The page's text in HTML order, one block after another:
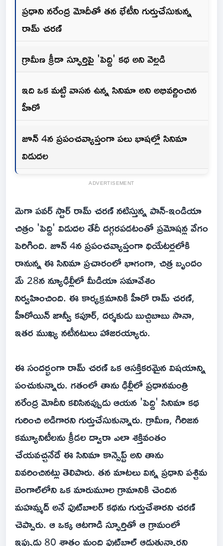
ప్రధాని నరేంద్ర మోదీతో తన భేటీని గుర్తుచేసుకున్న
రామ్ చరణ్
గ్రామీణ క్రీడా స్ఫూర్తిపై 'పెద్ది' కథ అని వెల్లడి
ఇది ఒక మట్టి వాసన ఉన్న సినిమా అని అభివర్ణించిన
హీరో
జూన్ 4న ప్రపంచవ్యాప్తంగా పలు భాషల్లో సినిమా
విడుదల
ADVERTISEMENT
మెగా పవర్ స్టార్ రామ్ చరణ్ నటిస్తున్న పాన్-ఇండియా
చిత్రం 'పెద్ది' విడుదల తేదీ దగ్గరపడటంతో ప్రమోషన్ల వేగం
పెరిగింది. జూన్ 4న ప్రపంచవ్యాప్తంగా థియేటర్లలోకి
రానున్న ఈ సినిమా ప్రచారంలో భాగంగా, చిత్ర బృందం
మే 28న న్యూఢిల్లీలో మీడియా సమావేశం
నిర్వహించింది. ఈ కార్యక్రమానికి హీరో రామ్ చరణ్,
హీరోయిన్ జాన్వీ కపూర్, దర్శకుడు బుచ్చిబాబు సానా,
ఇతర ముఖ్య నటీనటులు హాజరయ్యారు.
ఈ సందర్భంగా రామ్ చరణ్ ఒక ఆసక్తికరమైన విషయాన్ని
పంచుకున్నారు. గతంలో తాను ఢిల్లీలో ప్రధానమంత్రి
నరేంద్ర మోదీని కలిసినప్పుడు ఆయన 'పెద్ది' సినిమా కథ
గురించి అడిగారని గుర్తుచేసుకున్నారు. గ్రామీణ, గిరిజన
కమ్యూనిటీలను క్రీడల ద్వారా ఎలా శక్తివంతం
చేయవచ్చనేదే ఈ సినిమా కాన్సెప్ట్ అని తాను
వివరించినట్లు తెలిపారు. తన మాటలు విన్న ప్రధాని పశ్చిమ
బెంగాల్‌లోని ఒక మారుమూల గ్రామానికి చెందిన
మహమ్మద్ అనే ఫుట్‌బాలర్ కథను గుర్తుచేశారని చరణ్
చెప్పారు. ఆ ఒక్క ఆటగాడి స్ఫూర్తితో ఆ గ్రామంలో
ఇప్పుడు 80 శాతం మంది ఫుట్‌బాల్ ఆడుతున్నారని